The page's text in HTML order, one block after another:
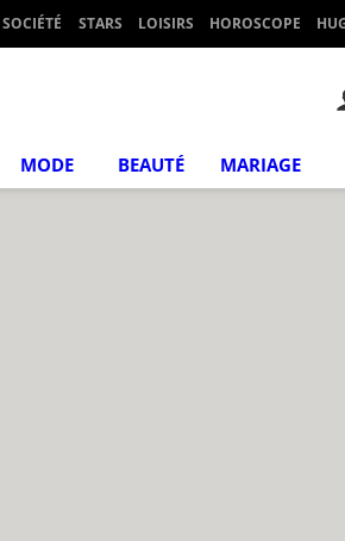
SOCIÉTÉ STARS LOISIRS HOROSCOPE
MODE BEAUTÉ MARIAGE